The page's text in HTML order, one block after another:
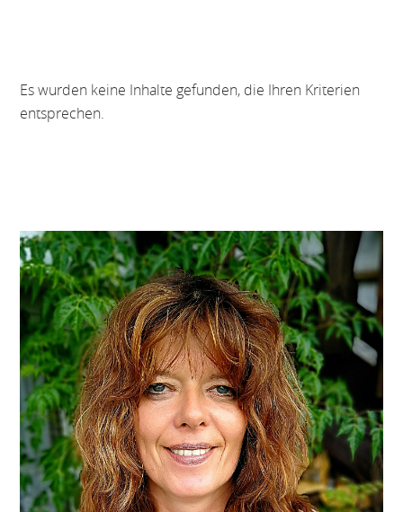
Es wurden keine Inhalte gefunden, die Ihren Kriterien
entsprechen.